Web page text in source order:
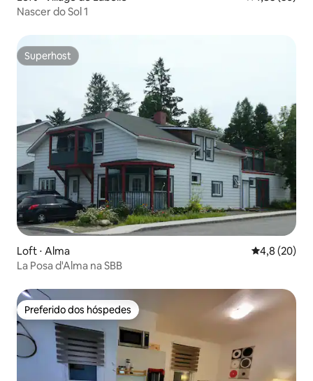
Nascer do Sol 1
Superhost
Superhost
Loft ⋅ Alma 4,8 de uma
4,8 (20)
La Posa d'Alma na SBB
Preferido dos hóspedes
Preferido dos hóspedes